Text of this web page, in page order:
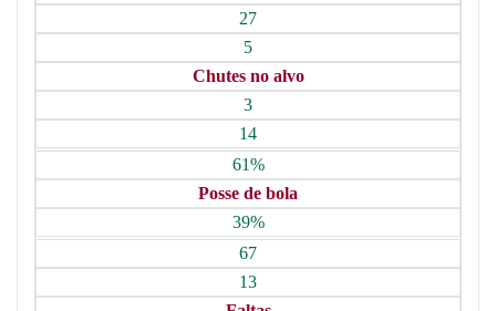
27
5
Chutes no alvo
3
14
61%
Posse de bola
39%
67
13